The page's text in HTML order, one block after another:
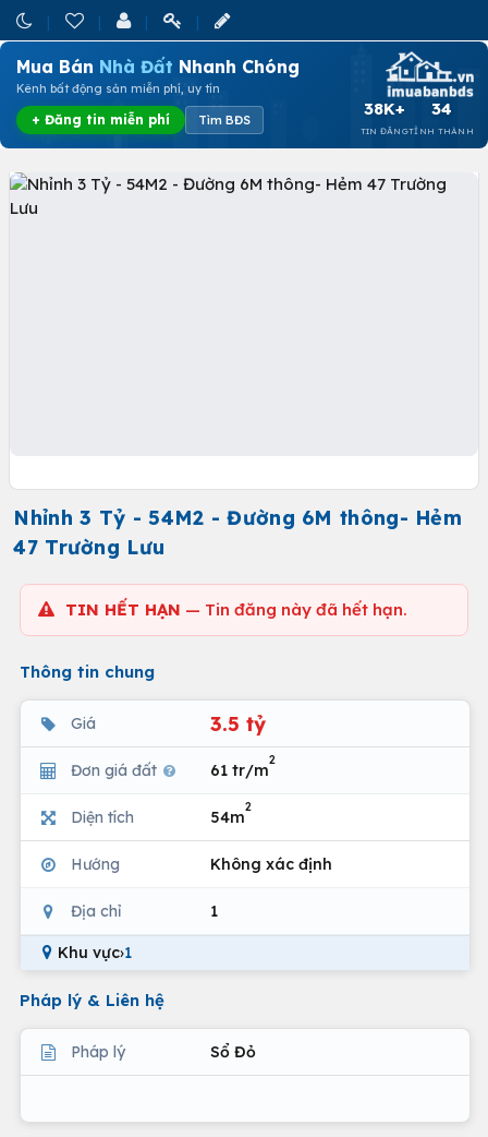
Mua Bán Nhà Đất Nhanh Chóng
Kênh bất động sản miễn phí, uy tín
+ Đăng tin miễn phí Tìm BĐS
38K+
TIN ĐĂNG
34
TỈNH THÀNH
Nhỉnh 3 Tỷ - 54M2 - Đường 6M thông- Hẻm
47 Trường Lưu
TIN HẾT HẠN — Tin đăng này đã hết hạn.
Thông tin chung
Giá 3.5 tỷ
Đơn giá đất 61 tr/m
2
Diện tích 54m
2
Hướng Không xác định
Địa chỉ 1
Khu vực›1
Pháp lý & Liên hệ
Pháp lý Sổ Đỏ